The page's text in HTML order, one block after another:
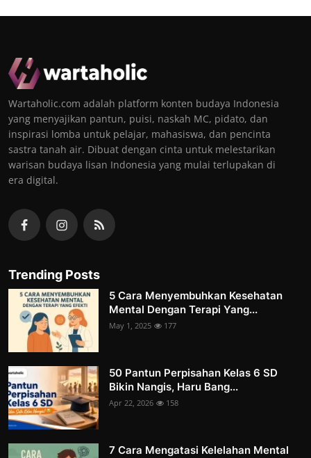
Wartaholic.com adalah platform konten budaya Indonesia
yang menyajikan pantun, puisi, naskah MC, pidato, dan
inspirasi lomba untuk pelajar, mahasiswa, dan pencinta
sastra tanah air. Dibuat dengan cinta untuk melestarikan
warisan budaya lisan Indonesia yang mulai terlupakan di
era digital.
Trending Posts
5 Cara Menyembuhkan Kesehatan
Mental Dengan Terapi Yang...
May 1, 2025 177
50 Pantun Perpisahan Kelas 6 SD
Bikin Nangis, Haru Bang...
Apr 22, 2026 158
7 Cara Mengatasi Kelelahan Mental